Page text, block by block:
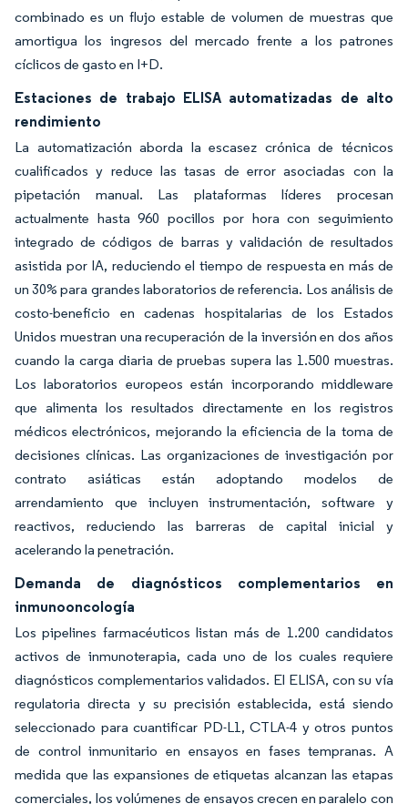
combinado es un flujo estable de volumen de muestras que
amortigua los ingresos del mercado frente a los patrones
cíclicos de gasto en I+D.
Estaciones de trabajo ELISA automatizadas de alto
rendimiento
La automatización aborda la escasez crónica de técnicos
cualificados y reduce las tasas de error asociadas con la
pipetación manual. Las plataformas líderes procesan
actualmente hasta 960 pocillos por hora con seguimiento
integrado de códigos de barras y validación de resultados
asistida por IA, reduciendo el tiempo de respuesta en más de
un 30% para grandes laboratorios de referencia. Los análisis de
costo-beneficio en cadenas hospitalarias de los Estados
Unidos muestran una recuperación de la inversión en dos años
cuando la carga diaria de pruebas supera las 1.500 muestras.
Los laboratorios europeos están incorporando middleware
que alimenta los resultados directamente en los registros
médicos electrónicos, mejorando la eficiencia de la toma de
decisiones clínicas. Las organizaciones de investigación por
contrato asiáticas están adoptando modelos de
arrendamiento que incluyen instrumentación, software y
reactivos, reduciendo las barreras de capital inicial y
acelerando la penetración.
Demanda de diagnósticos complementarios en
inmunooncología
Los pipelines farmacéuticos listan más de 1.200 candidatos
activos de inmunoterapia, cada uno de los cuales requiere
diagnósticos complementarios validados. El ELISA, con su vía
regulatoria directa y su precisión establecida, está siendo
seleccionado para cuantificar PD-L1, CTLA-4 y otros puntos
de control inmunitario en ensayos en fases tempranas. A
medida que las expansiones de etiquetas alcanzan las etapas
comerciales, los volúmenes de ensayos crecen en paralelo con